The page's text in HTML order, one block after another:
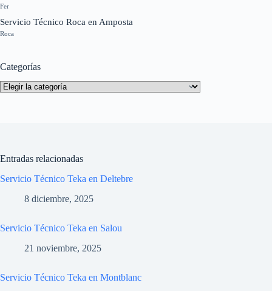
Fer
Servicio Técnico Roca en Amposta
Roca
Categorías
Categorías
Entradas relacionadas
Servicio Técnico Teka en Deltebre
8 diciembre, 2025
Servicio Técnico Teka en Salou
21 noviembre, 2025
Servicio Técnico Teka en Montblanc